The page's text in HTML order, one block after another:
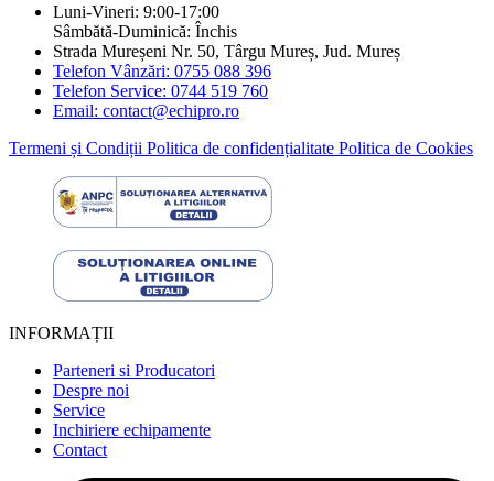
Luni-Vineri: 9:00-17:00
Sâmbătă-Duminică: Închis
Strada Mureșeni Nr. 50, Târgu Mureș, Jud. Mureș
Telefon Vânzări: 0755 088 396
Telefon Service: 0744 519 760
Email: contact@echipro.ro
Termeni și Condiții Politica de confidențialitate Politica de Cookies
INFORMAȚII
Parteneri si Producatori
Despre noi
Service
Inchiriere echipamente
Contact